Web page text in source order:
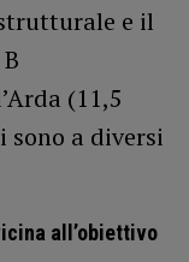
e il
(11,5
a diversi
all’obiettivo